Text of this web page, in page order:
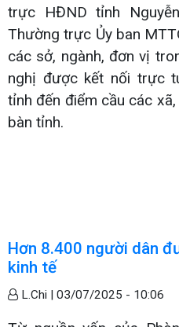
trực HĐND tỉnh
Thường trực Ủy ban
các sở, ngành, đơn vị
nghị được kết nối trực
tỉnh đến điểm cầu các
bàn tỉnh.
Hơn 8.400 người dân
kinh tế
L.Chi | 03/07/2025 - 10:06